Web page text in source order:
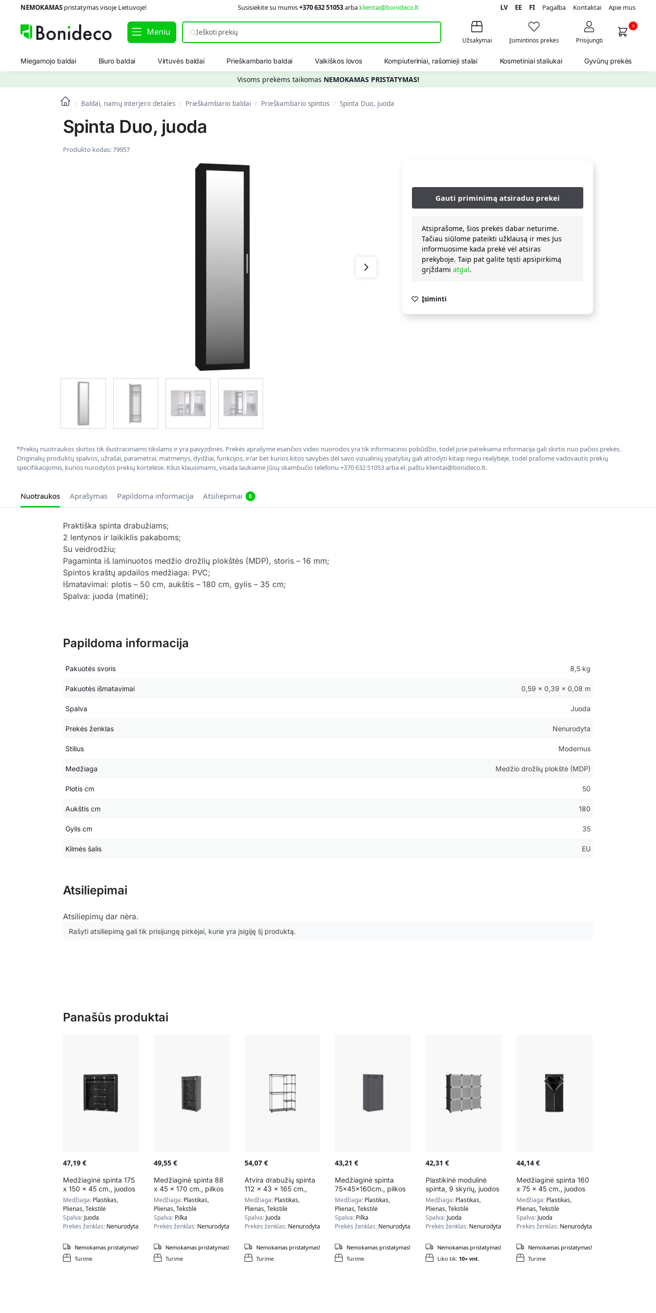
NEMOKAMASpristatymas visoje Lietuvoje! Susisiekite su mumis+370 632 51053arba klientai@bonideco.lt LV EE FI Pagalba Kontaktai Apie mus
Meniu
Užsakymai Įsimintinos prekės Prisijungti
0
Miegamojo baldai Biuro baldai Virtuvės baldai Prieškambario baldai Vaikiškos lovos Kompiuteriniai, rašomieji stalai Kosmetiniai staliukai Gyvūnų prekės
Visoms prekėms taikomas NEMOKAMAS PRISTATYMAS!
/ Baldai, namų interjero detalės / Prieškambario baldai / Prieškambario spintos / Spinta Duo, juoda
Spinta Duo, juoda
Produkto kodas:79957
Atsiprašome, šios prekės dabar neturime.
Tačiau siūlome pateikti užklausą ir mes Jus
informuosime kada prekė vėl atsiras
prekyboje. Taip pat galite tęsti apsipirkimą
grįždamiatgal.
Įsiminti
*Prekių nuotraukos skirtos tik iliustraciniams tikslams ir yra pavyzdinės. Prekės aprašyme esančios video nuorodos yra tik informacinio pobūdžio, todėl jose pateikiama informacija gali skirtis nuo pačios prekės.
Originalių produktų spalvos, užrašai, parametrai, matmenys, dydžiai, funkcijos, ir/ar bet kurios kitos savybės dėl savo vizualinių ypatybių gali atrodyti kitaip negu realybėje, todėl prašome vadovautis prekių
specifikacijomis, kurios nurodytos prekių kortelėse. Kilus klausimams, visada laukiame Jūsų skambučio telefonu +370 632 51053 arba el. paštu klientai@bonideco.lt.
Nuotraukos Aprašymas Papildoma informacija Atsiliepimai 0
Praktiška spinta drabužiams;
2 lentynos ir laikiklis pakaboms;
Su veidrodžiu;
Pagaminta iš laminuotos medžio drožlių plokštės (MDP), storis – 16 mm;
Spintos kraštų apdailos medžiaga: PVC;
Išmatavimai: plotis – 50 cm, aukštis – 180 cm, gylis – 35 cm;
Spalva: juoda (matinė);
Papildoma informacija
Pakuotės svoris 8,5 kg
Pakuotės išmatavimai 0,59 × 0,39 × 0,08 m
Spalva Juoda
Prekės ženklas Nenurodyta
Stilius Modernus
Medžiaga Medžio drožlių plokštė (MDP)
Plotis cm 50
Aukštis cm 180
Gylis cm 35
Kilmės šalis EU
Atsiliepimai
Atsiliepimų dar nėra.
Rašyti atsiliepimą gali tik prisijungę pirkėjai, kurie yra įsigiję šį produktą.
Panašūs produktai
47,19 €
Medžiaginė spinta 175
x 150 x 45 cm., juodos
spalvos
Medžiaga: Plastikas,
Plienas, Tekstilė
Spalva: Juoda
Prekės ženklas: Nenurodyta
Turime
Nemokamas pristatymas!
49,55 €
Medžiaginė spinta 88
x 45 x 170 cm., pilkos
spalvos
Medžiaga: Plastikas,
Plienas, Tekstilė
Spalva: Pilka
Prekės ženklas: Nenurodyta
Turime
Nemokamas pristatymas!
54,07 €
Atvira drabužių spinta
112 x 43 x 165 cm.,
juodos spalvos
Medžiaga: Plastikas,
Plienas, Tekstilė
Spalva: Juoda
Prekės ženklas: Nenurodyta
Turime
Nemokamas pristatymas!
43,21€
Medžiaginė spinta
75x45x160cm., pilkos
spalvos
Medžiaga: Plastikas,
Plienas, Tekstilė
Spalva: Pilka
Prekės ženklas: Nenurodyta
Turime
Nemokamas pristatymas!
42,31€
Plastikinė modulinė
spinta, 9 skyrių, juodos
spalvos
Medžiaga: Plastikas,
Plienas, Tekstilė
Spalva: Juoda
Prekės ženklas: Nenurodyta
Liko tik: 10+ vnt.
Nemokamas pristatymas!
44,14 €
Medžiaginė spinta 160
x 75 x 45 cm., juodos
spalvos
Medžiaga: Plastikas,
Plienas, Tekstilė
Spalva: Juoda
Prekės ženklas: Nenurodyta
Turime
Nemokamas pristatymas!